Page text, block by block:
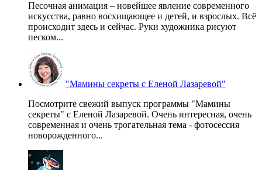
Песочная анимация – новейшее явление современного
искусства, равно восхищающее и детей, и взрослых. Всё
происходит здесь и сейчас. Руки художника рисуют
песком...
"Мамины секреты с Еленой Лазаревой"
Посмотрите свежий выпуск программы "Мамины
секреты" с Еленой Лазаревой. Очень интересная, очень
современная и очень трогательная тема - фотосессия
новорожденного...